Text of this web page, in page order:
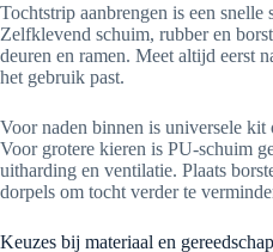
Tochtstrip aanbrengen is een snelle
Zelfklevend schuim, rubber en
deuren en ramen. Meet altijd eerst
het gebruik past.
Voor naden binnen is universele
Voor grotere kieren is PU-schuim
uitharding en ventilatie. Plaats
dorpels om tocht verder te
Keuzes bij materiaal en